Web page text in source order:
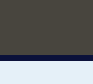
multidisciplinaire
de l'éducation),